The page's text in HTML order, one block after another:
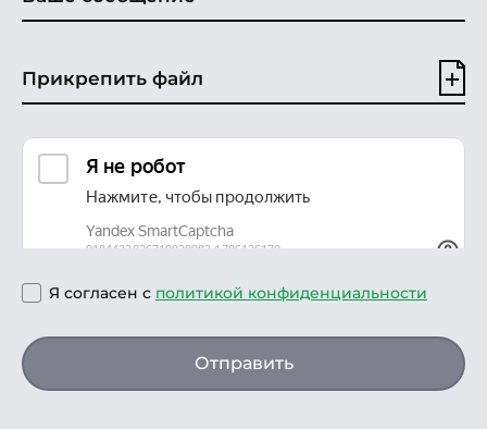
Прикрепить файл
Я согласен с политикой конфиденциальности
Отправить